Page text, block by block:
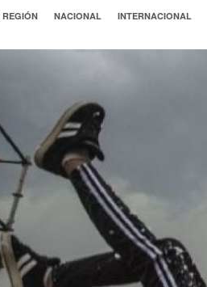
REGIÓN NACIONAL INTERNACIONAL